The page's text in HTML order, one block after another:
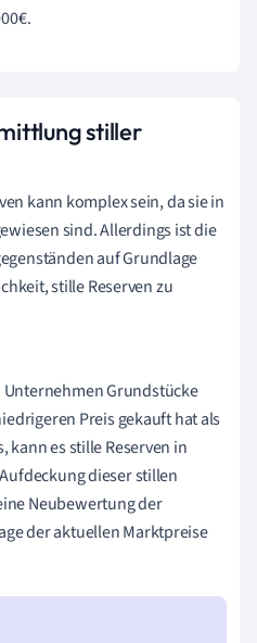
stiller
kann komplex sein, da sie in
sind. Allerdings ist die
auf Grundlage
stille Reserven zu
Grundstücke
Preis gekauft hat als
es stille Reserven in
dieser stillen
Neubewertung der
der aktuellen Marktpreise